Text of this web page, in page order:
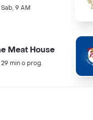
Sab, 9 AM
Meat House
29 min o prog.